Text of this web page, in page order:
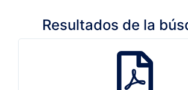
Resultados de la